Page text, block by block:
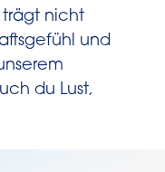
trägt nicht
und
du Lust,